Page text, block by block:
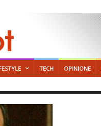
TECH OPINIONE